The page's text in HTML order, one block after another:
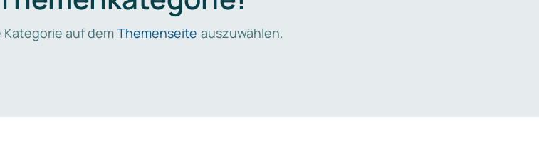
auf dem Themenseite auszuwählen.